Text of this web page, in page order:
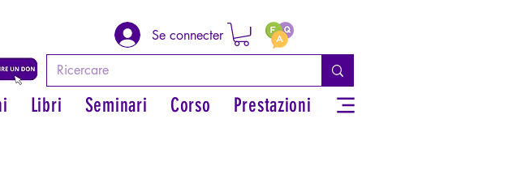
Se connecter
Libri Seminari Corso Prestazioni